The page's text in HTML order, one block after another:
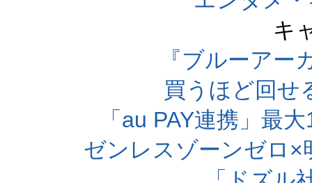
キ
『ブルーアー
買うほど回せ
「au PAY連携」最
ゼンレスゾーンゼロ